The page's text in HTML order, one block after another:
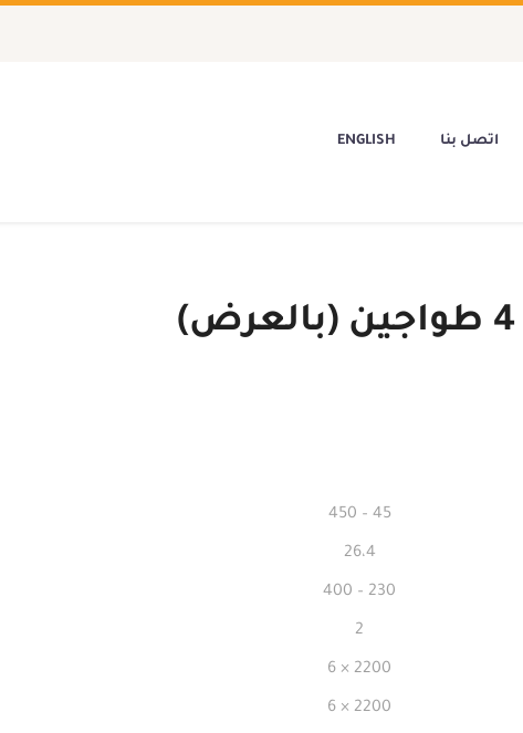
اتصل بنا ENGLISH
فرن بيتزا دورين + 4 طواجين (بالعرض)
45 – 450
26،4
230 – 400
2
2200 × 6
2200 × 6